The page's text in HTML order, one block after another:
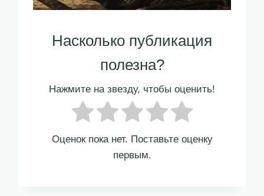
Насколько публикация
полезна?
Нажмите на звезду, чтобы оценить!
Оценок пока нет. Поставьте оценку
первым.